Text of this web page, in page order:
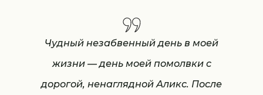
Чудный незабвенный день в моей
жизни — день моей помолвки с
дорогой, ненаглядной Аликс. После